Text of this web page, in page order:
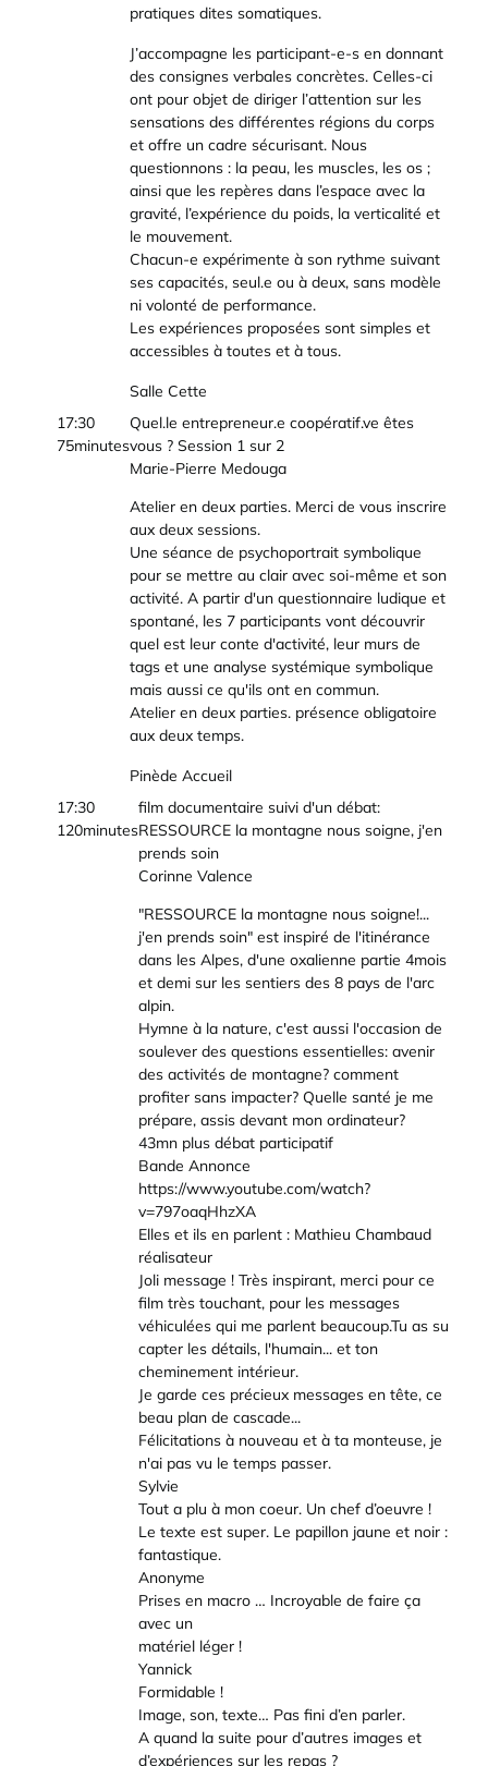
pratiques dites somatiques.
J’accompagne les participant-e-s en donnant
des consignes verbales concrètes. Celles-ci
ont pour objet de diriger l’attention sur les
sensations des différentes régions du corps
et offre un cadre sécurisant. Nous
questionnons : la peau, les muscles, les os ;
ainsi que les repères dans l’espace avec la
gravité, l’expérience du poids, la verticalité et
le mouvement.
Chacun-e expérimente à son rythme suivant
ses capacités, seul.e ou à deux, sans modèle
ni volonté de performance.
Les expériences proposées sont simples et
accessibles à toutes et à tous.
Salle Cette
17:30
75minutes
Quel.le entrepreneur.e coopératif.ve êtes
vous ? Session 1 sur 2
Marie-Pierre Medouga
Atelier en deux parties. Merci de vous inscrire
aux deux sessions.
Une séance de psychoportrait symbolique
pour se mettre au clair avec soi-même et son
activité. A partir d'un questionnaire ludique et
spontané, les 7 participants vont découvrir
quel est leur conte d'activité, leur murs de
tags et une analyse systémique symbolique
mais aussi ce qu'ils ont en commun.
Atelier en deux parties. présence obligatoire
aux deux temps.
Pinède Accueil
17:30
120minutes
film documentaire suivi d'un débat:
RESSOURCE la montagne nous soigne, j'en
prends soin
Corinne Valence
"RESSOURCE la montagne nous soigne!...
j'en prends soin" est inspiré de l'itinérance
dans les Alpes, d'une oxalienne partie 4mois
et demi sur les sentiers des 8 pays de l'arc
alpin.
Hymne à la nature, c'est aussi l'occasion de
soulever des questions essentielles: avenir
des activités de montagne? comment
profiter sans impacter? Quelle santé je me
prépare, assis devant mon ordinateur?
43mn plus débat participatif
Bande Annonce
https://www.youtube.com/watch?
v=797oaqHhzXA
Elles et ils en parlent : Mathieu Chambaud
réalisateur
Joli message ! Très inspirant, merci pour ce
film très touchant, pour les messages
véhiculées qui me parlent beaucoup.Tu as su
capter les détails, l'humain... et ton
cheminement intérieur.
Je garde ces précieux messages en tête, ce
beau plan de cascade...
Félicitations à nouveau et à ta monteuse, je
n'ai pas vu le temps passer.
Sylvie
Tout a plu à mon coeur. Un chef d’oeuvre !
Le texte est super. Le papillon jaune et noir :
fantastique.
Anonyme
Prises en macro … Incroyable de faire ça
avec un
matériel léger !
Yannick
Formidable !
Image, son, texte… Pas fini d’en parler.
A quand la suite pour d’autres images et
d’expériences sur les repas ?